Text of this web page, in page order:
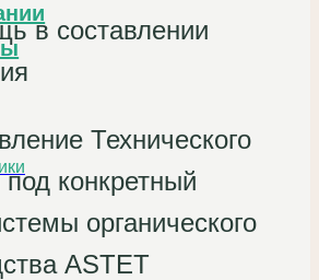
в составлении
Технического
конкретный
органического
ASTET